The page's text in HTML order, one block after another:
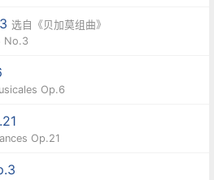
选自《贝加莫组曲》
No.3
Op.6
Op.21